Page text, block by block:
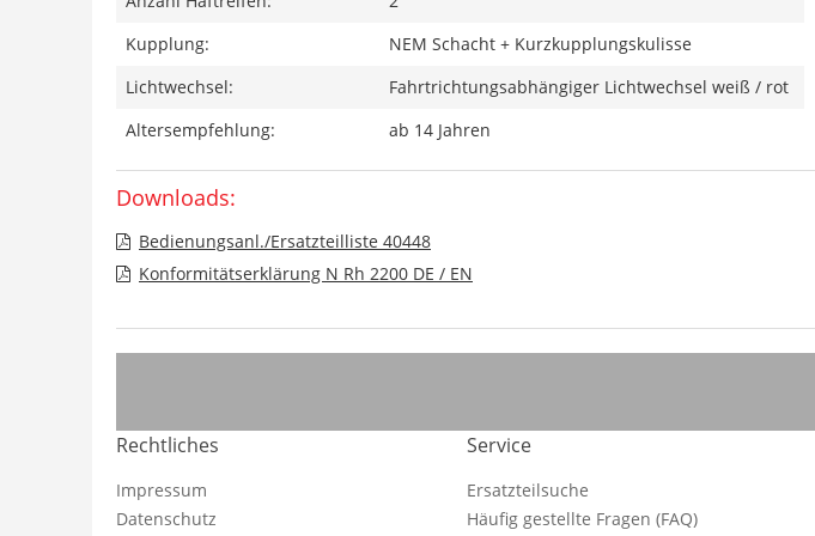
Kupplung:
NEM Schacht + Kurzkupplungskulisse
Lichtwechsel:
Fahrtrichtungsabhängiger Lichtwechsel weiß / rot
Altersempfehlung:
ab 14 Jahren
Downloads:
Bedienungsanl./Ersatzteilliste 40448
Konformitätserklärung N Rh 2200 DE / EN
Rechtliches
Impressum
Datenschutz
Service
Ersatzteilsuche
Häufig gestellte Fragen (FAQ)